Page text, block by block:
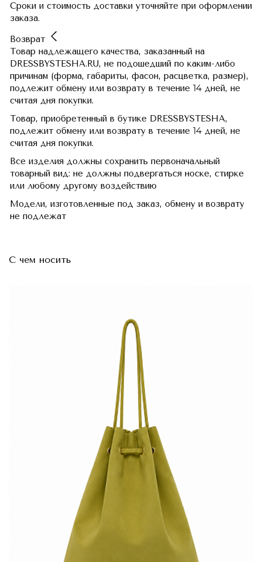
Сроки и стоимость доставки уточняйте при оформлении
заказа.
Возврат
Товар надлежащего качества, заказанный на
DRESSBYSTESHA.RU, не подошедший по каким-либо
причинам (форма, габариты, фасон, расцветка, размер),
подлежит обмену или возврату в течение 14 дней, не
считая дня покупки.
Товар, приобретенный в бутике DRESSBYSTESHA,
подлежит обмену или возврату в течение 14 дней, не
считая дня покупки.
Все изделия должны сохранить первоначальный
товарный вид: не должны подвергаться носке, стирке
или любому другому воздействию
Модели, изготовленные под заказ, обмену и возврату
не подлежат
С чем носить